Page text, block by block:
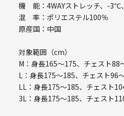
機 能：4WAYストレッチ、-3℃
混 率：ポリエステル100％
原産国：中国
対象範囲（cm）
M：身長165～175、チェスト88
L：身長175～185、チェスト96
LL：身長175～185、チェスト
3L：身長175～185、チェスト